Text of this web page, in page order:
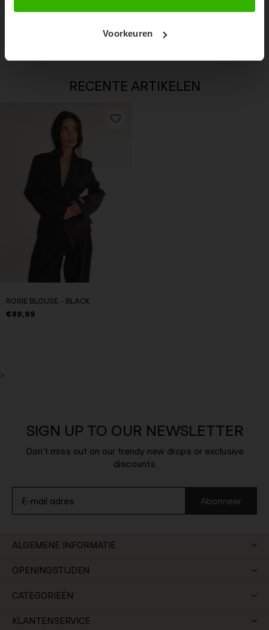
Voorkeuren
€79,99
RECENTE ARTIKELEN
ROSIE BLOUSE - BLACK
€89,99
>
SIGN UP TO OUR NEWSLETTER
Don't miss out on our trendy new drops or exclusive
discounts
Abonneer
ALGEMENE INFORMATIE
OPENINGSTIJDEN
CATEGORIEËN
KLANTENSERVICE